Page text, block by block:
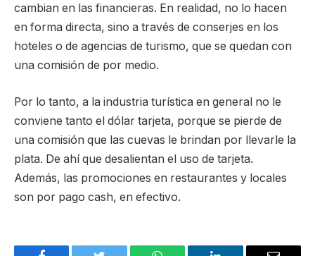
cambian en las financieras. En realidad, no lo hacen
en forma directa, sino a través de conserjes en los
hoteles o de agencias de turismo, que se quedan con
una comisión de por medio.
Por lo tanto, a la industria turística en general no le
conviene tanto el dólar tarjeta, porque se pierde de
una comisión que las cuevas le brindan por llevarle la
plata. De ahí que desalientan el uso de tarjeta.
Además, las promociones en restaurantes y locales
son por pago cash, en efectivo.